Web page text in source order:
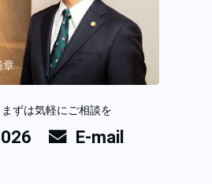
章
ずは気軽にご相談を
E-mail